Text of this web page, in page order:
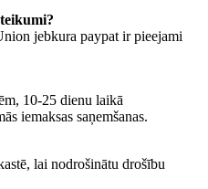
jebkura paypat ir pieejami
10-25 dienu laikā
iemaksas saņemšanas.
lai nodrošinātu drošību